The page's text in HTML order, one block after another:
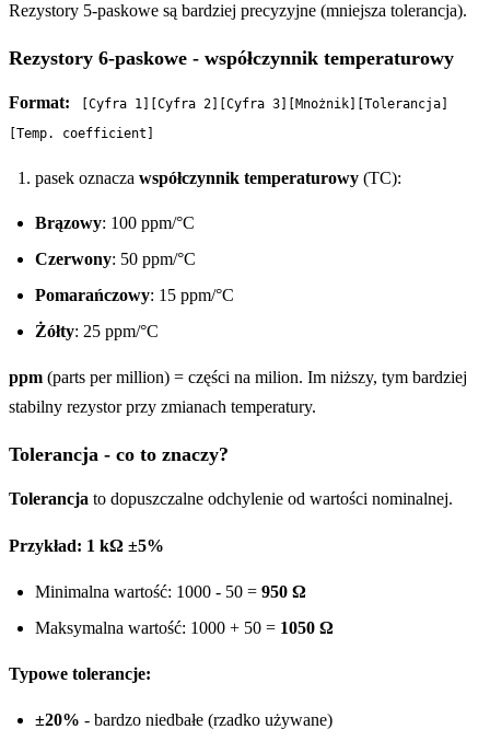
Rezystory 5-paskowe są bardziej precyzyjne (mniejsza tolerancja).
Rezystory 6-paskowe - współczynnik temperaturowy
Format:
[Cyfra 1][Cyfra 2][Cyfra 3][Mnożnik][Tolerancja]
[Temp. coefficient]
pasek oznacza współczynnik temperaturowy (TC):
Brązowy: 100 ppm/°C
Czerwony: 50 ppm/°C
Pomarańczowy: 15 ppm/°C
Żółty: 25 ppm/°C
ppm (parts per million) = części na milion. Im niższy, tym bardziej
stabilny rezystor przy zmianach temperatury.
Tolerancja - co to znaczy?
Tolerancja to dopuszczalne odchylenie od wartości nominalnej.
Przykład: 1 kΩ ±5%
Minimalna wartość: 1000 - 50 = 950 Ω
Maksymalna wartość: 1000 + 50 = 1050 Ω
Typowe tolerancje:
±20% - bardzo niedbałe (rzadko używane)